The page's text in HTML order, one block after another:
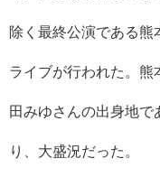
除く最終公演である熊
ライブが行われた。熊
田みゆさんの出身地で
り、大盛況だった。